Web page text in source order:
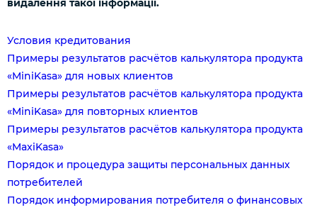
видалення такої інформації.
Условия кредитования
Примеры результатов расчётов калькулятора продукта
«MiniKasa» для новых клиентов
Примеры результатов расчётов калькулятора продукта
«MiniKasa» для повторных клиентов
Примеры результатов расчётов калькулятора продукта
«MaxiKasa»
Порядок и процедура защиты персональных данных
потребителей
Порядок информирования потребителя о финансовых